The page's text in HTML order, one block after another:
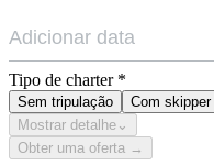
Tipo de charter *
Sem tripulação Com skipper
Mostrar detalhe ⌄
Obter uma oferta →